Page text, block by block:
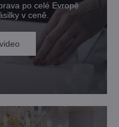
po celé Evropě
v ceně.